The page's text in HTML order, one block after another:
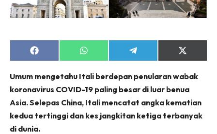
Share
on
Share
on
Share
on
Share
on
(Twitter)
Umum mengetahu Itali berdepan penularan wabak
koronavirus COVID-19 paling besar di luar benua
Asia. Selepas China, Itali mencatat angka kematian
kedua tertinggi dan kes jangkitan ketiga terbanyak
di dunia.